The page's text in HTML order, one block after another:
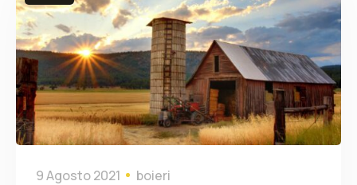
9 Agosto 2021 boieri